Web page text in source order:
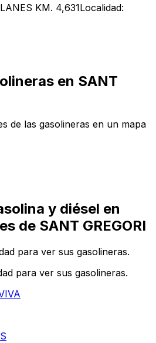
KM. 4,631Localidad:
en SANT
de las gasolineras en un mapa
y diésel en
de SANT GREGORI
para ver sus gasolineras.
para ver sus gasolineras.